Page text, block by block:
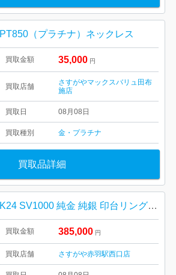
PT850（プラチナ）ネックレス
買取金額 35,000 円
買取店舗
さすがやマックスバリュ田布
施店
買取日 08月08日
買取種別 金・プラチナ
買取品詳細
K24 SV1000 純金 純銀 印台リングアクセサリーおまとめ
買取金額 385,000 円
買取店舗 さすがや赤羽駅西口店